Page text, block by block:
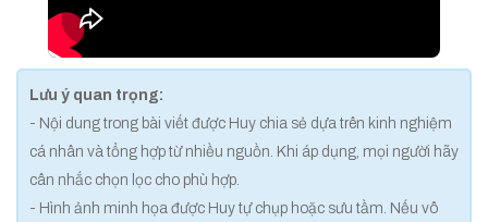
Lưu ý quan trọng:
- Nội dung trong bài viết được Huy chia sẻ dựa trên kinh nghiệm
cá nhân và tổng hợp từ nhiều nguồn. Khi áp dụng, mọi người hãy
cân nhắc chọn lọc cho phù hợp.
- Hình ảnh minh họa được Huy tự chụp hoặc sưu tầm. Nếu vô